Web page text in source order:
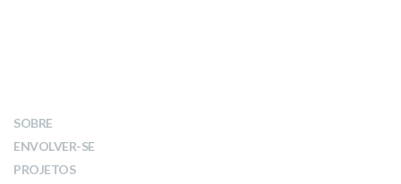
SOBRE
ENVOLVER-SE
PROJETOS